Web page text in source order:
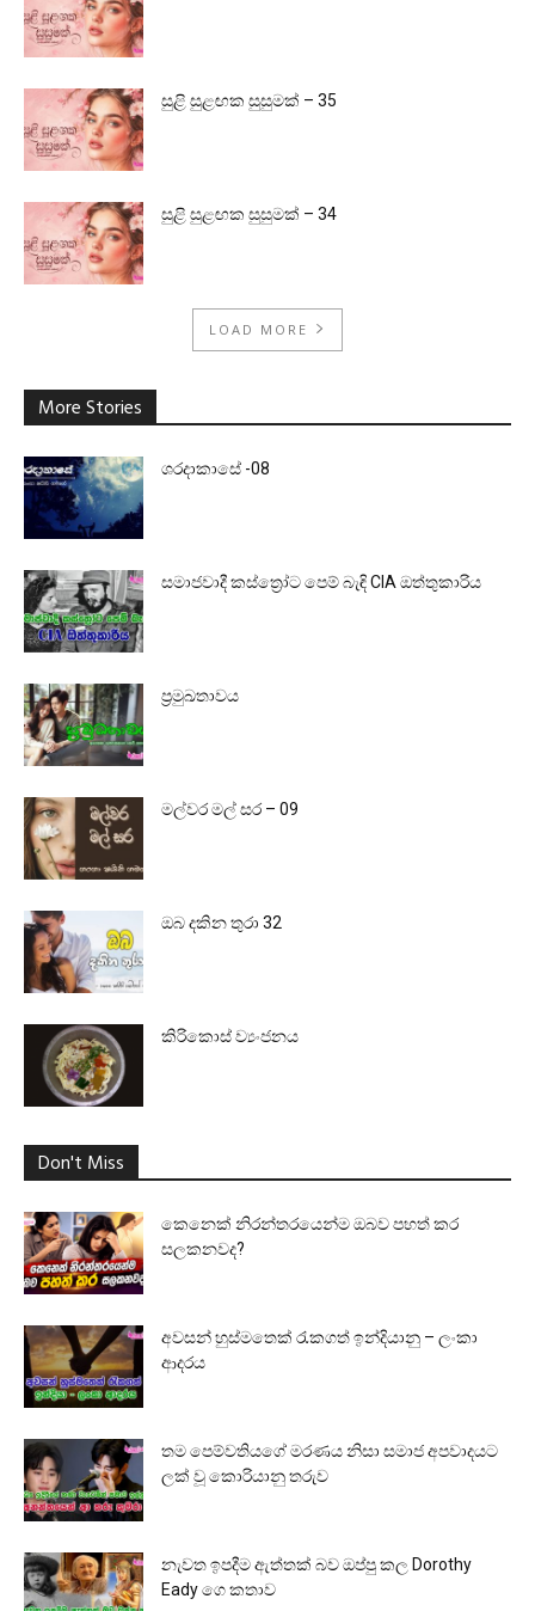
සුළි සුළඟක සුසුමක් – 35
සුළි සුළඟක සුසුමක් – 34
LOAD MORE
More Stories
ශරදාකාසේ -08
සමාජවාදී කස්ත්‍රෝට පෙම් බැඳි CIA ඔත්තුකාරිය
ප්‍රමුඛතාවය
මල්වර මල් සර – 09
ඔබ දකින තුරා 32
කිරිකොස් ව්‍යංජනය
Don't Miss
කෙනෙක් නිරන්තරයෙන්ම ඔබව පහත් කර
සලකනවද?
අවසන් හුස්මතෙක් රැකගත් ඉන්දියානු – ලංකා
ආදරය
තම පෙම්වතියගේ මරණය නිසා සමාජ අපවාදයට
ලක් වූ කොරියානු තරුව
නැවත ඉපදීම ඇත්තක් බව ඔප්පු කල Dorothy
Eady ගෙ කතාව